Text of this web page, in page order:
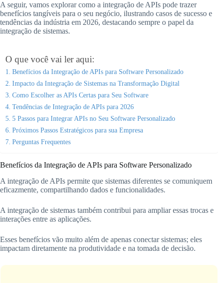
A seguir, vamos explorar como a integração de APIs pode trazer
benefícios tangíveis para o seu negócio, ilustrando casos de sucesso e
tendências da indústria em 2026, destacando sempre o papel da
integração de sistemas.
O que você vai ler aqui:
Benefícios da Integração de APIs para Software Personalizado
Impacto da Integração de Sistemas na Transformação Digital
Como Escolher as APIs Certas para Seu Software
Tendências de Integração de APIs para 2026
5 Passos para Integrar APIs no Seu Software Personalizado
Próximos Passos Estratégicos para sua Empresa
Perguntas Frequentes
Benefícios da Integração de APIs para Software Personalizado
A integração de APIs permite que sistemas diferentes se comuniquem
eficazmente, compartilhando dados e funcionalidades.
A integração de sistemas também contribui para ampliar essas trocas e
interações entre as aplicações.
Esses benefícios vão muito além de apenas conectar sistemas; eles
impactam diretamente na produtividade e na tomada de decisão.